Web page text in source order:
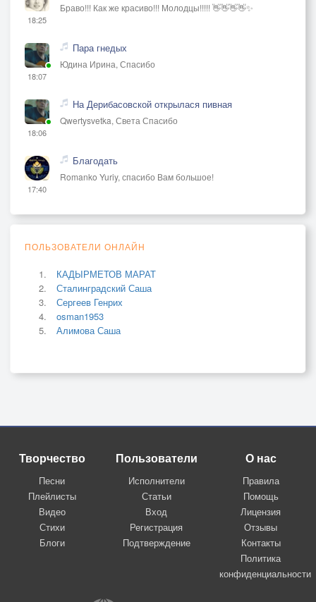
18:25
Браво!!! Как же красиво!!! Молодцы!!!!! 👋👋👋👋✨
18:07
Пара гнедых
Юдина Ирина, Спасибо
18:06
На Дерибасовской открылася пивная
Qwertysvetka, Света Спасибо
17:40
Благодать
Romanko Yuriy, спасибо Вам большое!
ПОЛЬЗОВАТЕЛИ ОНЛАЙН
КАДЫРМЕТОВ МАРАТ
Сталинградский Саша
Сергеев Генрих
osman1953
Алимова Саша
Творчество
Песни
Плейлисты
Видео
Стихи
Блоги
Пользователи
Исполнители
Статьи
Вход
Регистрация
Подтверждение
О нас
Правила
Помощь
Лицензия
Отзывы
Контакты
Политика
конфиденциальности